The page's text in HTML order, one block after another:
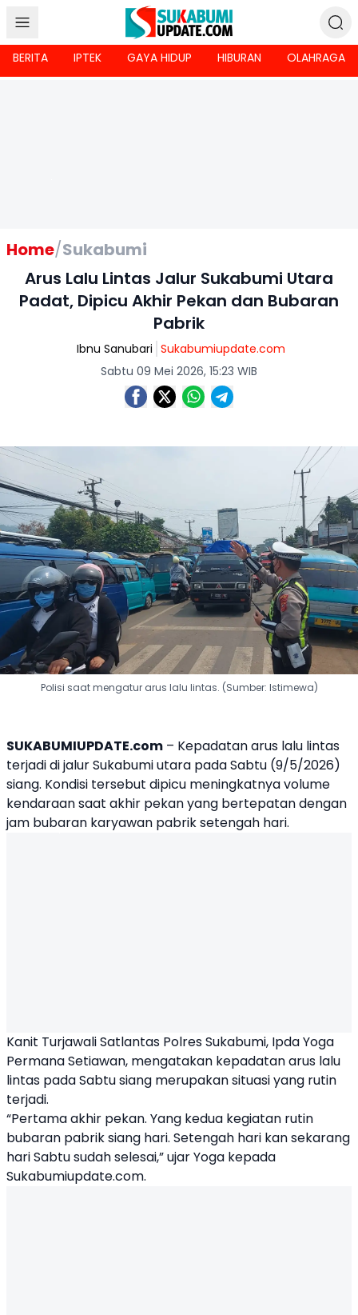
BERITA IPTEK GAYA HIDUP HIBURAN OLAHRAGA
Home/Sukabumi
Arus Lalu Lintas Jalur Sukabumi Utara
Padat, Dipicu Akhir Pekan dan Bubaran
Pabrik
Ibnu Sanubari Sukabumiupdate.com
Sabtu 09 Mei 2026, 15:23 WIB
Polisi saat mengatur arus lalu lintas. (Sumber: Istimewa)
SUKABUMIUPDATE.com – Kepadatan arus lalu lintas
terjadi di jalur Sukabumi utara pada Sabtu (9/5/2026)
siang. Kondisi tersebut dipicu meningkatnya volume
kendaraan saat akhir pekan yang bertepatan dengan
jam bubaran karyawan pabrik setengah hari.
Kanit Turjawali Satlantas Polres Sukabumi, Ipda Yoga
Permana Setiawan, mengatakan kepadatan arus lalu
lintas pada Sabtu siang merupakan situasi yang rutin
terjadi.
“Pertama akhir pekan. Yang kedua kegiatan rutin
bubaran pabrik siang hari. Setengah hari kan sekarang
hari Sabtu sudah selesai,” ujar Yoga kepada
Sukabumiupdate.com.